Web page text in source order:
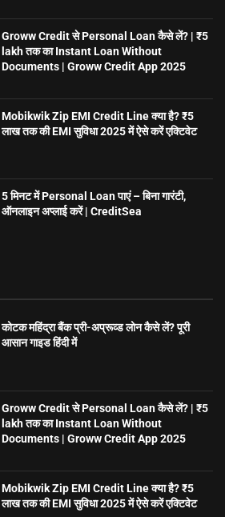
Groww Credit से Personal Loan कैसे लें? | ₹5
lakh तक का Instant Loan Without
Documents | Groww Credit App 2025
Mobikwik Zip EMI Credit Line क्या है? ₹5
लाख तक की EMI सुविधा 2025 में ऐसे करें एक्टिवेट
5 मिनट में Personal Loan पाएं – बिना गारंटी,
ऑनलाइन अप्लाई करें | CreditSea
कोटक महिंद्रा बैंक प्री-अप्रूव्ड लोन कैसे लें? पूरी
आसान गाइड हिंदी में
Groww Credit से Personal Loan कैसे लें? | ₹5
lakh तक का Instant Loan Without
Documents | Groww Credit App 2025
Mobikwik Zip EMI Credit Line क्या है? ₹5
लाख तक की EMI सुविधा 2025 में ऐसे करें एक्टिवेट